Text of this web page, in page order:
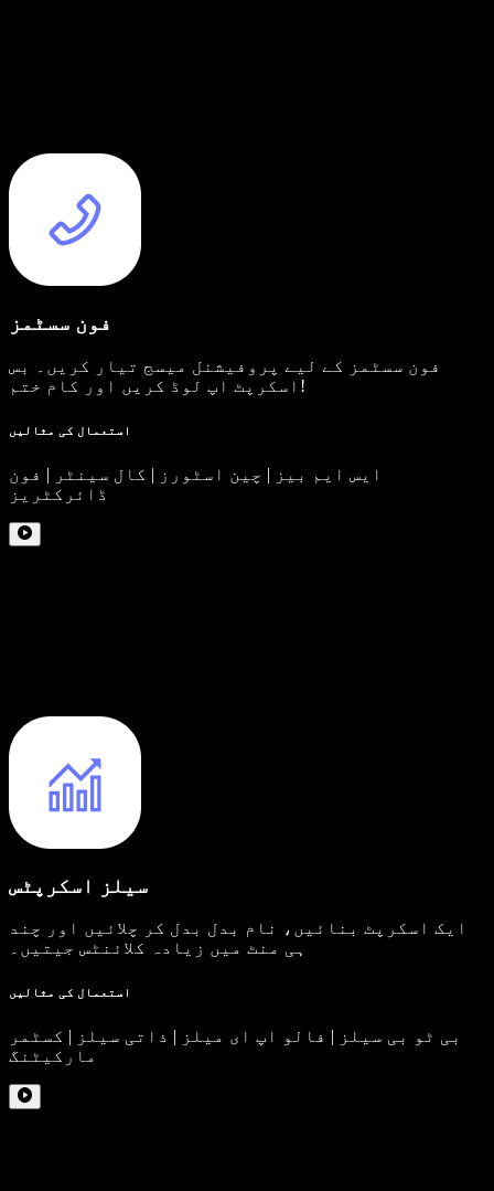
فون سسٹمز
فون سسٹمز کے لیے پروفیشنل میسج تیار کریں۔ بس
اسکرپٹ اپ لوڈ کریں اور کام ختم!
استعمال کی مثالیں
ایس ایم بیز | چین اسٹورز | کال سینٹر | فون
ڈائرکٹریز
سیلز اسکرپٹس
ایک اسکرپٹ بنائیں، نام بدل بدل کر چلائیں اور چند
ہی منٹ میں زیادہ کلائنٹس جیتیں۔
استعمال کی مثالیں
بی ٹو بی سیلز | فالو اپ ای میلز | ذاتی سیلز | کسٹمر
مارکیٹنگ